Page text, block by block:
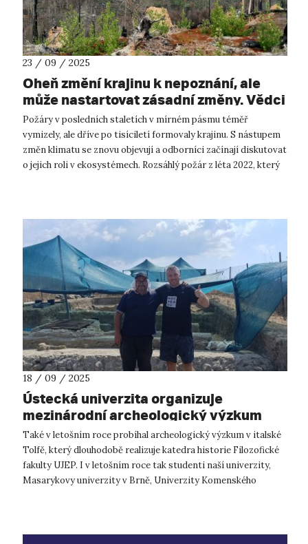
23 / 09 / 2025
Oheň změní krajinu k nepoznání, ale
může nastartovat zásadní změny. Vědci
budou v Českém Švýcarsku řešit roli
požárů v přírodě
Požáry v posledních staletích v mírném pásmu téměř
vymizely, ale dříve po tisíciletí formovaly krajinu. S nástupem
změn klimatu se znovu objevují a odborníci začínají diskutovat
o jejich roli v ekosystémech. Rozsáhlý požár z léta 2022, který
18 / 09 / 2025
Ústecká univerzita organizuje
mezinárodní archeologický výzkum
italské lokality Bufalareccia/Tolfa
Také v letošním roce probíhal archeologický výzkum v italské
Tolfě, který dlouhodobě realizuje katedra historie Filozofické
fakulty UJEP. I v letošním roce tak studenti naší univerzity,
Masarykovy univerzity v Brně, Univerzity Komenského